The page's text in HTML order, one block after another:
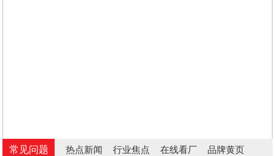
常见问题 热点新闻 行业焦点 在线看厂 品牌黄页